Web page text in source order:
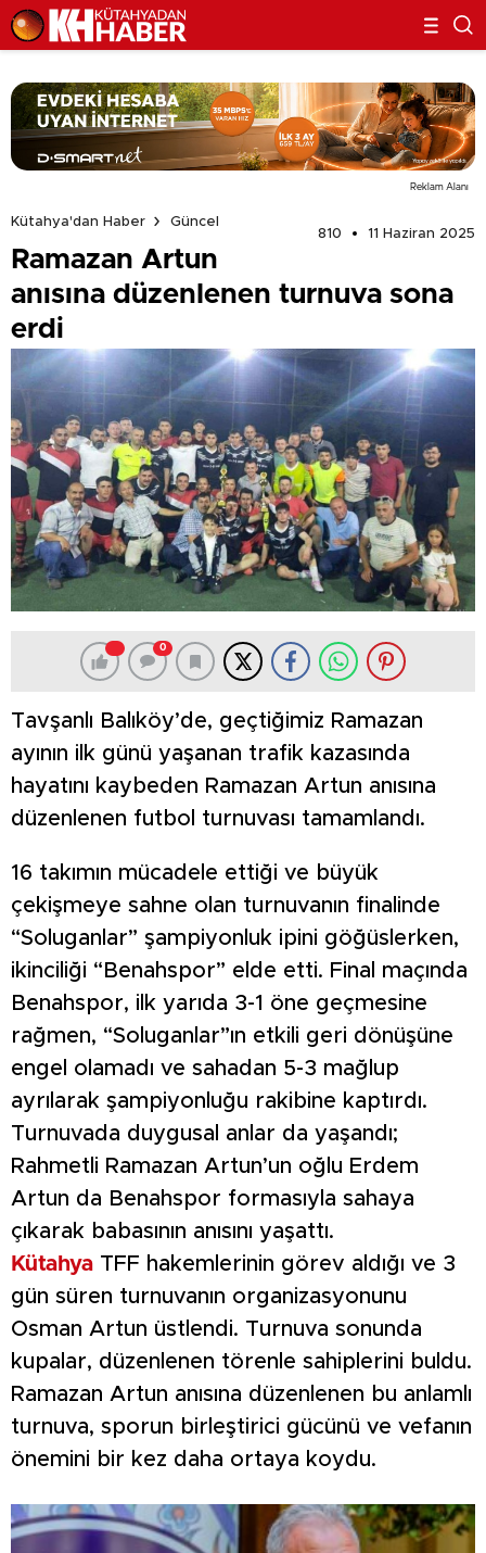
Reklam Alanı
Kütahya'dan Haber
Güncel
810
11 Haziran 2025
Ramazan Artun
anısına düzenlenen turnuva sona
erdi
0
Tavşanlı Balıköy’de, geçtiğimiz Ramazan
ayının ilk günü yaşanan trafik kazasında
hayatını kaybeden Ramazan Artun anısına
düzenlenen futbol turnuvası tamamlandı.
16 takımın mücadele ettiği ve büyük
çekişmeye sahne olan turnuvanın finalinde
“Soluganlar” şampiyonluk ipini göğüslerken,
ikinciliği “Benahspor” elde etti. Final maçında
Benahspor, ilk yarıda 3-1 öne geçmesine
rağmen, “Soluganlar”ın etkili geri dönüşüne
engel olamadı ve sahadan 5-3 mağlup
ayrılarak şampiyonluğu rakibine kaptırdı.
Turnuvada duygusal anlar da yaşandı;
Rahmetli Ramazan Artun’un oğlu Erdem
Artun da Benahspor formasıyla sahaya
çıkarak babasının anısını yaşattı.
Kütahya TFF hakemlerinin görev aldığı ve 3
gün süren turnuvanın organizasyonunu
Osman Artun üstlendi. Turnuva sonunda
kupalar, düzenlenen törenle sahiplerini buldu.
Ramazan Artun anısına düzenlenen bu anlamlı
turnuva, sporun birleştirici gücünü ve vefanın
önemini bir kez daha ortaya koydu.